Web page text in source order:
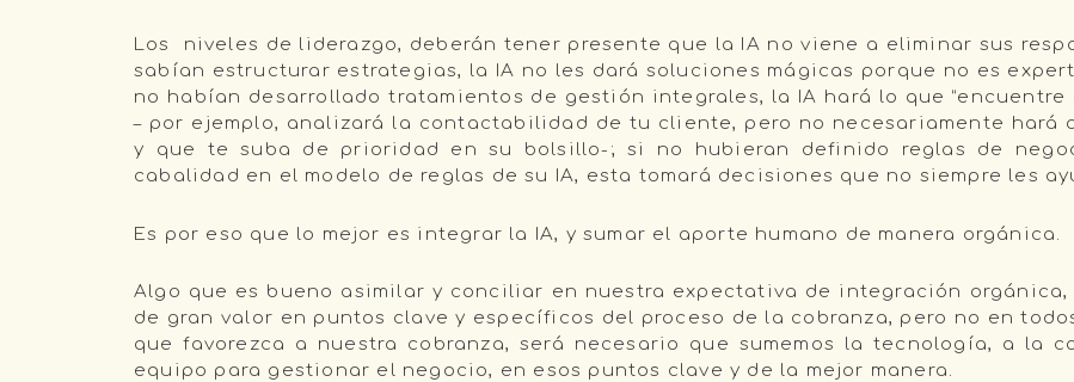
Los niveles de liderazgo, deberán tener presente que la IA no viene a eliminar sus
sabían estructurar estrategias, la IA no les dará soluciones mágicas porque no es
no habían desarrollado tratamientos de gestión integrales, la IA hará lo que “encuentre
– por ejemplo, analizará la contactabilidad de tu cliente, pero no necesariamente
y que te suba de prioridad en su bolsillo-; si no hubieran definido reglas de
cabalidad en el modelo de reglas de su IA, esta tomará decisiones que no siempre les
Es por eso que lo mejor es integrar la IA, y sumar el aporte humano de manera orgánica.
Algo que es bueno asimilar y conciliar en nuestra expectativa de integración
de gran valor en puntos clave y específicos del proceso de la cobranza, pero no en
que favorezca a nuestra cobranza, será necesario que sumemos la tecnología, a la
equipo para gestionar el negocio, en esos puntos clave y de la mejor manera.